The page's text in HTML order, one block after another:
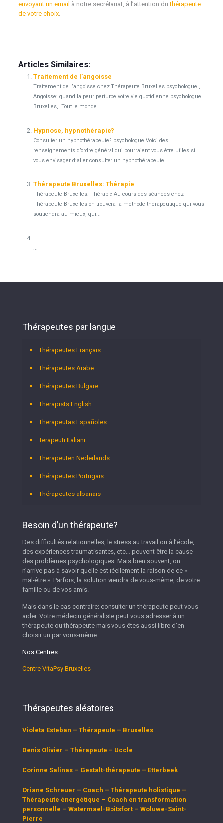
envoyant un email à notre secrétariat, à l’attention duthérapeute
de votre choix.
Articles Similaires:
Traitement de l’angoisse
Traitement de l’angoisse chez Thérapeute Bruxelles psychologue ,
Angoisse: quand la peur perturbe votre vie quotidienne psychologue
Bruxelles, Tout le monde...
Hypnose, hypnothérapie?
Consulter un hypnothérapeute? psychologue Voici des
renseignements d’ordre général qui pourraient vous être utiles si
vous envisager d’aller consulter un hypnothérapeute....
Thérapeute Bruxelles: Thérapie
Thérapeute Bruxelles: Thérapie Au cours des séances chez
Thérapeute Bruxelles on trouvera la méthode thérapeutique qui vous
soutiendra au mieux, qui...
...
Thérapeutes par langue
Thérapeutes Français
Thérapeutes Arabe
Thérapeutes Bulgare
Therapists English
Therapeutas Españoles
Terapeuti Italiani
Therapeuten Nederlands
Thérapeutes Portugais
Thérapeutes albanais
Besoin d’un thérapeute?
Des difficultés relationnelles, le stress au travail ou à l’école,
des expériences traumatisantes, etc… peuvent être la cause
des problèmes psychologiques. Mais bien souvent, on
n’arrive pas à savoir quelle est réellement la raison de ce «
mal-être ». Parfois, la solution viendra de vous-même, de votre
famille ou de vos amis.
Mais dans le cas contraire; consulter un thérapeute peut vous
aider. Votre médecin généraliste peut vous adresser à un
thérapeute ou thérapeute mais vous êtes aussi libre d’en
choisir un par vous-même.
Nos Centres
Centre VitaPsy Bruxelles
Thérapeutes aléatoires
Violeta Esteban – Thérapeute – Bruxelles
Denis Olivier – Thérapeute – Uccle
Corinne Salinas – Gestalt-thérapeute – Etterbeek
Oriane Schreuer – Coach – Thérapeute holistique –
Thérapeute énergétique – Coach en transformation
personnelle – Watermael-Boitsfort – Woluwe-Saint-
Pierre